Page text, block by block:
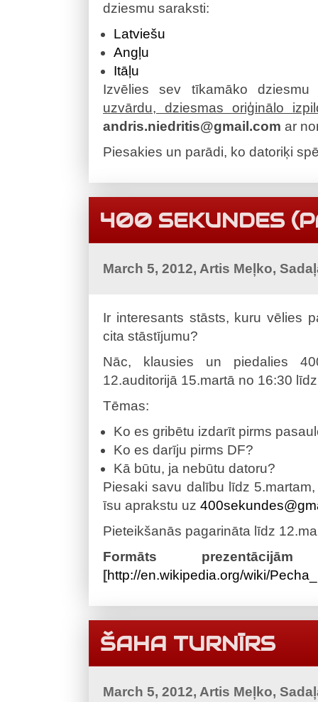
dziesmu saraksti:
Latviešu
Angļu
Itāļu
Izvēlies sev tīkamāko
uzvārdu, dziesmas oriģinālo
andris.niedritis@gmail.com ar
Piesakies un parādi, ko datoriķi
400 SEKUNDES
March 5, 2012, Artis Meļko,
Ir interesants stāsts, kuru vēlies
cita stāstījumu?
Nāc, klausies un piedalies
12.auditorijā 15.martā no 16:30
Tēmas:
Ko es gribētu izdarīt pirms
Ko es darīju pirms DF?
Kā būtu, ja nebūtu datoru?
Piesaki savu dalību līdz
īsu aprakstu uz
Pieteikšanās pagarināta līdz
Formāts
[http://en.wikipedia.org/wiki/
ŠAHA TURNĪRS
March 5, 2012, Artis Meļko,